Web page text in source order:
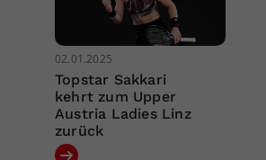
02.01.2025
Topstar Sakkari
kehrt zum Upper
Austria Ladies Linz
zurück